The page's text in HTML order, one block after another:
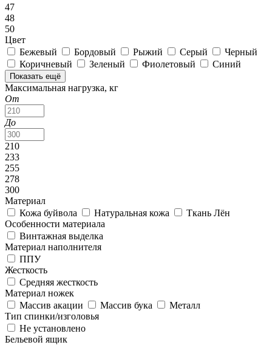
47
48
50
Цвет
Бежевый
Бордовый Рыжий Серый
Черный
Коричневый
Зеленый Фиолетовый Синий
Показать ещё
Максимальная нагрузка, кг
От
До
210
233
255
278
300
Материал
Кожа буйвола
Натуральная кожа
Ткань Лён
Особенности материала
Винтажная выделка
Материал наполнителя
ППУ
Жесткость
Средняя жесткость
Материал ножек
Массив акации
Массив бука
Металл
Тип спинки/изголовья
Не установлено
Бельевой ящик